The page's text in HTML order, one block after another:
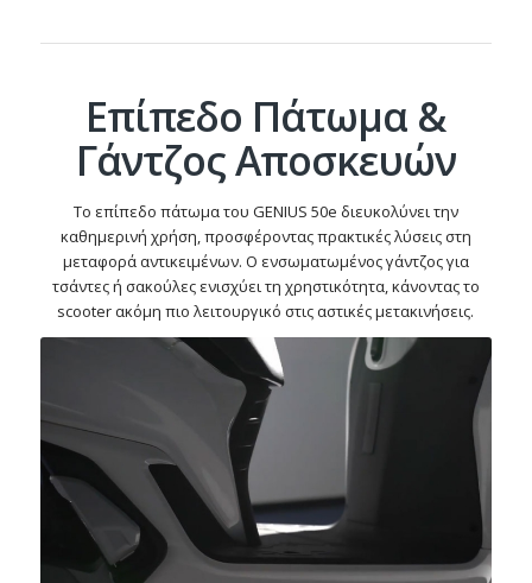
Επίπεδο Πάτωμα &
Γάντζος Αποσκευών
Το επίπεδο πάτωμα του GENIUS 50e διευκολύνει την
καθημερινή χρήση, προσφέροντας πρακτικές λύσεις στη
μεταφορά αντικειμένων. Ο ενσωματωμένος γάντζος για
τσάντες ή σακούλες ενισχύει τη χρηστικότητα, κάνοντας το
scooter ακόμη πιο λειτουργικό στις αστικές μετακινήσεις.